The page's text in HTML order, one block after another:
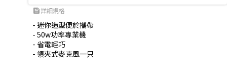
feed詳細規格
- 迷你造型便於攜帶
- 50w功率專業機
- 省電輕巧
- 領夾式麥克風一只